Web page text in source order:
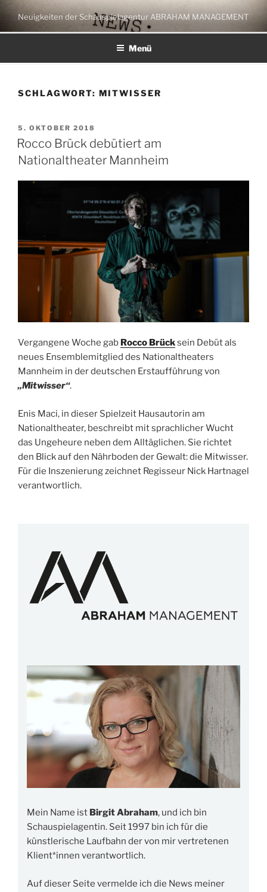
Zum
Inhalt
springen
Neuigkeiten der Schauspielagentur ABRAHAM MANAGEMENT
Menü
SCHLAGWORT: MITWISSER
VERÖFFENTLICHT
AM
5. OKTOBER 2018
Rocco Brück debütiert am
Nationaltheater Mannheim
Vergangene Woche gab Rocco Brücksein Debüt als
neues Ensemblemitglied des Nationaltheaters
Mannheim in der deutschen Erstaufführung von
„Mitwisser“.
Enis Maci, in dieser Spielzeit Hausautorin am
Nationaltheater, beschreibt mit sprachlicher Wucht
das Ungeheure neben dem Alltäglichen. Sie richtet
den Blick auf den Nährboden der Gewalt: die Mitwisser.
Für die Inszenierung zeichnet Regisseur Nick Hartnagel
verantwortlich.
Mein Name ist Birgit Abraham, und ich bin
Schauspielagentin. Seit 1997 bin ich für die
künstlerische Laufbahn der von mir vertretenen
Klient*innen verantwortlich.
Auf dieser Seite vermelde ich die News meiner